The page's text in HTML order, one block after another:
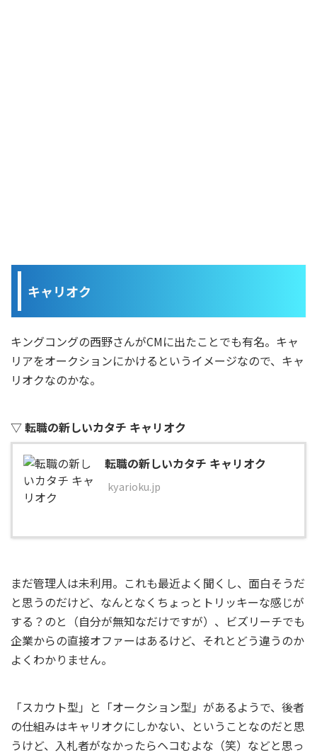
キャリオク
キングコングの西野さんがCMに出たことでも有名。キャ
リアをオークションにかけるというイメージなので、キャ
リオクなのかな。
▽ 転職の新しいカタチ キャリオク
転職の新しいカタチ キャリオク
kyarioku.jp
まだ管理人は未利用。これも最近よく聞くし、面白そうだ
と思うのだけど、なんとなくちょっとトリッキーな感じが
する？のと（自分が無知なだけですが）、ビズリーチでも
企業からの直接オファーはあるけど、それとどう違うのか
よくわかりません。
「スカウト型」と「オークション型」があるようで、後者
の仕組みはキャリオクにしかない、ということなのだと思
うけど、入札者がなかったらヘコむよな（笑）などと思っ